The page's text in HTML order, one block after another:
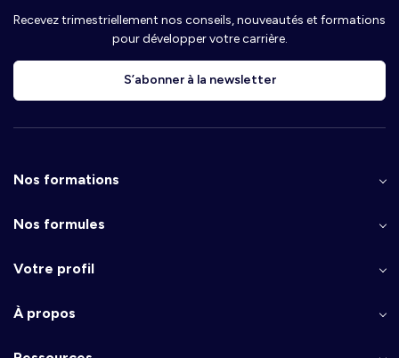
Recevez trimestriellement nos conseils, nouveautés et formations
pour développer votre carrière.
S’abonner à la newsletter
Nos formations
Nos formules
Votre profil
À propos